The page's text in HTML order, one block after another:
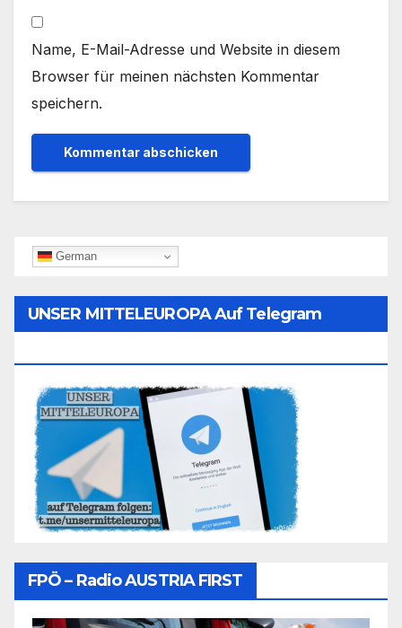
Name, E-Mail-Adresse und Website in diesem
Browser für meinen nächsten Kommentar
speichern.
German
UNSER MITTELEUROPA Auf Telegram
FPÖ – Radio AUSTRIA FIRST